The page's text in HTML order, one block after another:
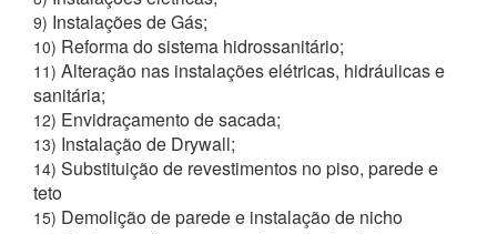
9) Instalações de Gás;
10) Reforma do sistema hidrossanitário;
11) Alteração nas instalações elétricas, hidráulicas e
sanitária;
12) Envidraçamento de sacada;
13) Instalação de Drywall;
14) Substituição de revestimentos no piso, parede e
teto
15) Demolição de parede e instalação de nicho